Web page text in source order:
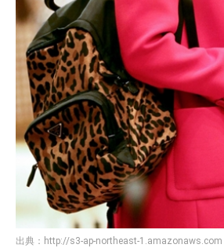
出典： http://s3-ap-northeast-1.amazonaws.com